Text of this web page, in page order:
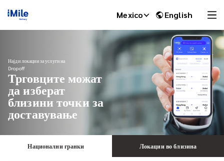
Mexico English
Најди локации за услуги на
Dropoff
Трговците можат
да изберат
близини точки за
доставување
Национални гранки Локации во близина